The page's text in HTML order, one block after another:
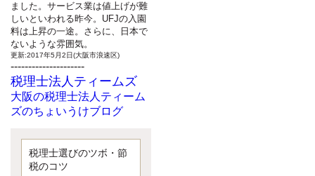
ました。サービス業は値上げが難
しいといわれる昨今。UFJの入園
料は上昇の一途。さらに、日本で
ないような雰囲気。
更新:2017年5月2日(大阪市浪速区)
---------------------
税理士法人ティームズ
大阪の税理士法人ティーム
ズのちょいうけブログ
なったことに気付いた、税理士の
北井です。寂しいです。 先日、テ
ィームズイベントとしてバーベキ
税理士選びのツボ・節
税のコツ